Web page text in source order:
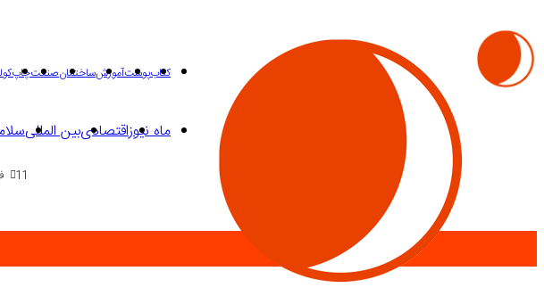
کتابپوستآموزشساختمانصنعتچاپ
ماه نیوزاقتصادیبین المللی
11 فروردین 1403